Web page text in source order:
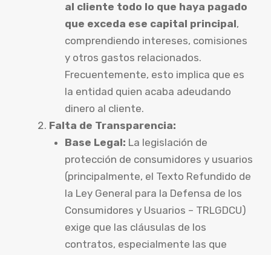
al cliente todo lo que haya pagado
que exceda ese capital principal,
comprendiendo intereses, comisiones
y otros gastos relacionados.
Frecuentemente, esto implica que es
la entidad quien acaba adeudando
dinero al cliente.
Falta de Transparencia:
Base Legal: La legislación de
protección de consumidores y usuarios
(principalmente, el Texto Refundido de
la Ley General para la Defensa de los
Consumidores y Usuarios – TRLGDCU)
exige que las cláusulas de los
contratos, especialmente las que